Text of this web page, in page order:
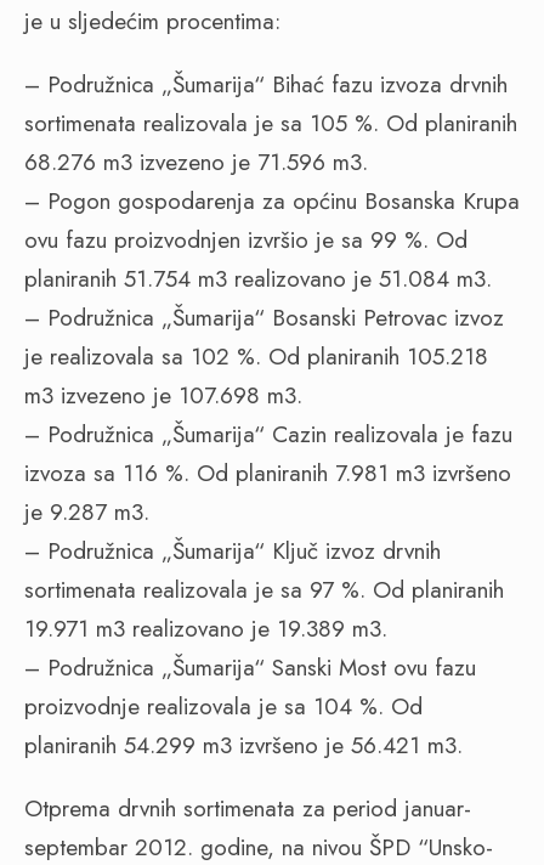
je u sljedećim procentima:
– Podružnica „Šumarija“ Bihać fazu izvoza drvnih
sortimenata realizovala je sa 105 %. Od planiranih
68.276 m3 izvezeno je 71.596 m3.
– Pogon gospodarenja za općinu Bosanska Krupa
ovu fazu proizvodnjen izvršio je sa 99 %. Od
planiranih 51.754 m3 realizovano je 51.084 m3.
– Podružnica „Šumarija“ Bosanski Petrovac izvoz
je realizovala sa 102 %. Od planiranih 105.218
m3 izvezeno je 107.698 m3.
– Podružnica „Šumarija“ Cazin realizovala je fazu
izvoza sa 116 %. Od planiranih 7.981 m3 izvršeno
je 9.287 m3.
– Podružnica „Šumarija“ Ključ izvoz drvnih
sortimenata realizovala je sa 97 %. Od planiranih
19.971 m3 realizovano je 19.389 m3.
– Podružnica „Šumarija“ Sanski Most ovu fazu
proizvodnje realizovala je sa 104 %. Od
planiranih 54.299 m3 izvršeno je 56.421 m3.
Otprema drvnih sortimenata za period januar-
septembar 2012. godine, na nivou ŠPD “Unsko-